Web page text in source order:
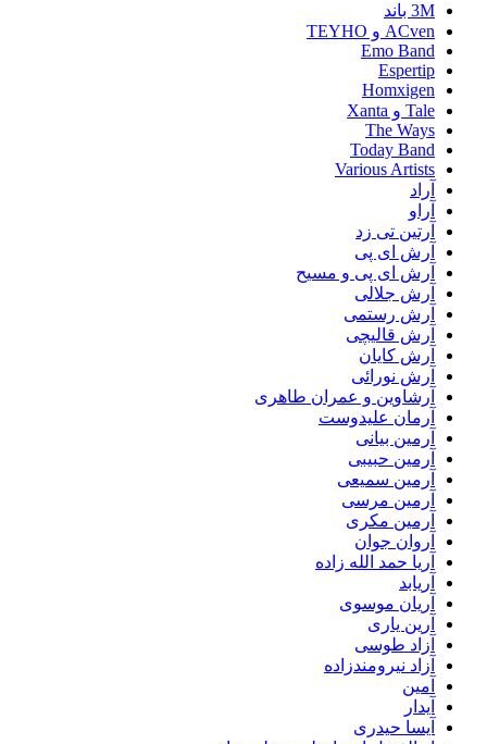
3M باند
ACven و TEYHO
Emo Band
Espertip
Homxigen
Tale و Xanta
The Ways
Today Band
Various Artists
آراد
آراو
آرتین تی زد
آرش ای پی
آرش ای پی و مسیح
آرش جلالی
آرش رستمی
آرش قالیچی
آرش کایان
آرش نورائی
آرشاوین و عمران طاهری
آرمان علیدوست
آرمین بیانی
آرمین حبیبی
آرمین سمیعی
آرمین مرسی
آرمین مکری
آروان جوان
آریا حمد الله زاده
آریابد
آریان موسوی
آرین یاری
آزاد طوسی
آزاد نیرومندزاده
آمین
آیدار
آیسا حیدری